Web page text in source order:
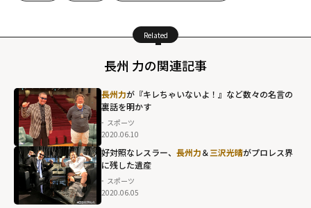
Related
長州 力の関連記事
長州力が『キレちゃいないよ！』など数々の名言の
裏話を明かす
スポーツ
2020.06.10
好対照なレスラー、 長州力＆三沢光晴がプロレス界
に残した遺産
スポーツ
2020.06.05